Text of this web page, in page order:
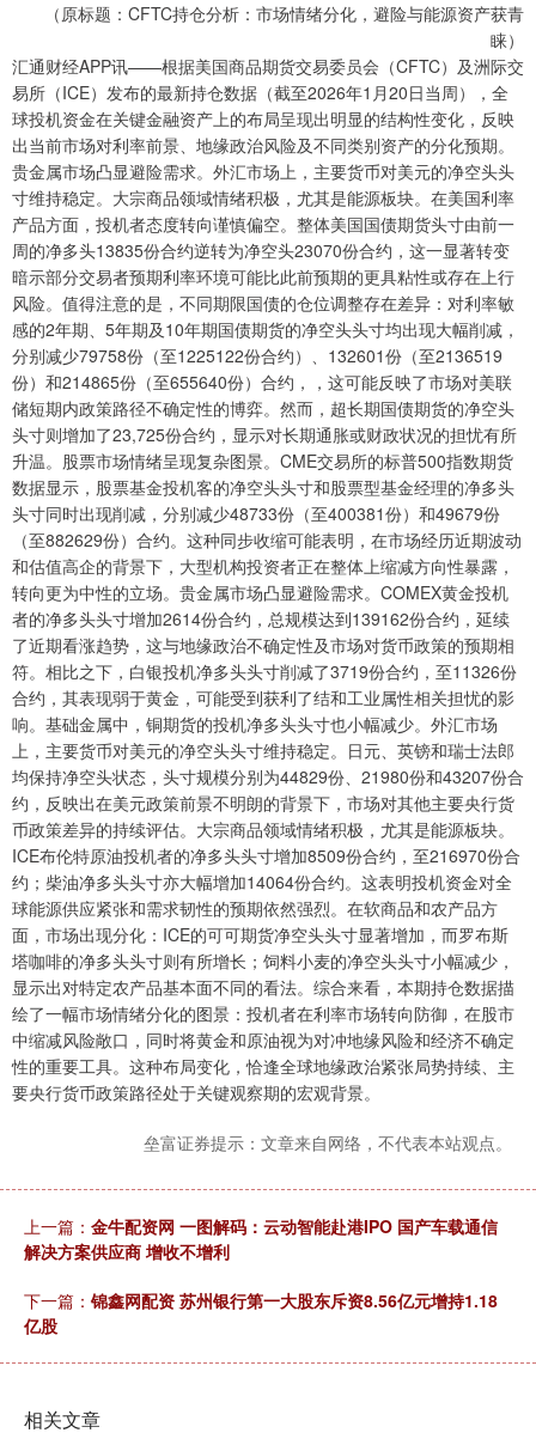
（原标题：CFTC持仓分析：市场情绪分化，避险与能源资产获青
睐）
汇通财经APP讯——根据美国商品期货交易委员会（CFTC）及洲际交
易所（ICE）发布的最新持仓数据（截至2026年1月20日当周），全
球投机资金在关键金融资产上的布局呈现出明显的结构性变化，反映
出当前市场对利率前景、地缘政治风险及不同类别资产的分化预期。
贵金属市场凸显避险需求。外汇市场上，主要货币对美元的净空头头
寸维持稳定。大宗商品领域情绪积极，尤其是能源板块。在美国利率
产品方面，投机者态度转向谨慎偏空。整体美国国债期货头寸由前一
周的净多头13835份合约逆转为净空头23070份合约，这一显著转变
暗示部分交易者预期利率环境可能比此前预期的更具粘性或存在上行
风险。值得注意的是，不同期限国债的仓位调整存在差异：对利率敏
感的2年期、5年期及10年期国债期货的净空头头寸均出现大幅削减，
分别减少79758份（至1225122份合约）、132601份（至2136519
份）和214865份（至655640份）合约，，这可能反映了市场对美联
储短期内政策路径不确定性的博弈。然而，超长期国债期货的净空头
头寸则增加了23,725份合约，显示对长期通胀或财政状况的担忧有所
升温。股票市场情绪呈现复杂图景。CME交易所的标普500指数期货
数据显示，股票基金投机客的净空头头寸和股票型基金经理的净多头
头寸同时出现削减，分别减少48733份（至400381份）和49679份
（至882629份）合约。这种同步收缩可能表明，在市场经历近期波动
和估值高企的背景下，大型机构投资者正在整体上缩减方向性暴露，
转向更为中性的立场。贵金属市场凸显避险需求。COMEX黄金投机
者的净多头头寸增加2614份合约，总规模达到139162份合约，延续
了近期看涨趋势，这与地缘政治不确定性及市场对货币政策的预期相
符。相比之下，白银投机净多头头寸削减了3719份合约，至11326份
合约，其表现弱于黄金，可能受到获利了结和工业属性相关担忧的影
响。基础金属中，铜期货的投机净多头头寸也小幅减少。外汇市场
上，主要货币对美元的净空头头寸维持稳定。日元、英镑和瑞士法郎
均保持净空头状态，头寸规模分别为44829份、21980份和43207份合
约，反映出在美元政策前景不明朗的背景下，市场对其他主要央行货
币政策差异的持续评估。大宗商品领域情绪积极，尤其是能源板块。
ICE布伦特原油投机者的净多头头寸增加8509份合约，至216970份合
约；柴油净多头头寸亦大幅增加14064份合约。这表明投机资金对全
球能源供应紧张和需求韧性的预期依然强烈。在软商品和农产品方
面，市场出现分化：ICE的可可期货净空头头寸显著增加，而罗布斯
塔咖啡的净多头头寸则有所增长；饲料小麦的净空头头寸小幅减少，
显示出对特定农产品基本面不同的看法。综合来看，本期持仓数据描
绘了一幅市场情绪分化的图景：投机者在利率市场转向防御，在股市
中缩减风险敞口，同时将黄金和原油视为对冲地缘风险和经济不确定
性的重要工具。这种布局变化，恰逢全球地缘政治紧张局势持续、主
要央行货币政策路径处于关键观察期的宏观背景。
垒富证券提示：文章来自网络，不代表本站观点。
上一篇： 金牛配资网 一图解码：云动智能赴港IPO 国产车载通信
解决方案供应商 增收不增利
下一篇： 锦鑫网配资 苏州银行第一大股东斥资8.56亿元增持1.18
亿股
相关文章